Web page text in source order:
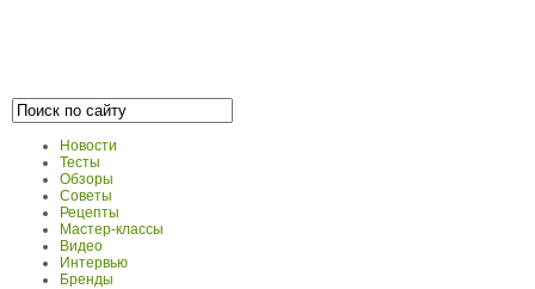
Новости
Тесты
Обзоры
Советы
Рецепты
Мастер-классы
Видео
Интервью
Бренды